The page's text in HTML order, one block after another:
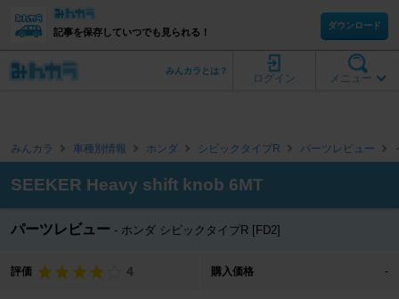
記事を保存していつでも見られる！
ダウンロード
メニュー
ログイン
みんカラとは？
みんカラ 車種別情報 ホンダ シビックタイプR パーツレビュー
SEEKER Heavy shift knob 6MT
パーツレビュー ホンダ シビックタイプR [FD2]
評価 4 購入価格 -